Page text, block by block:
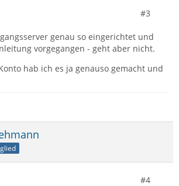
#3
genau so eingerichtet und
vorgegangen - geht aber nicht.
hab ich es ja genauso gemacht und
#4